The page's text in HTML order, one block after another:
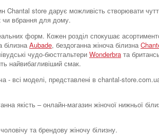
Chantal store дарує можливість створювати
чи вбрання для дому.
форм. Кожен розділ спокушає
білизнаAubade, бездоганна жіноча білизна
чудо-бюстгальтери Wonderbra та
найвибагливіший смак.
- всі моделі, представлені в chantal-
якість – онлайн-магазин жіночої нижньої
та брендову жіночу білизну.